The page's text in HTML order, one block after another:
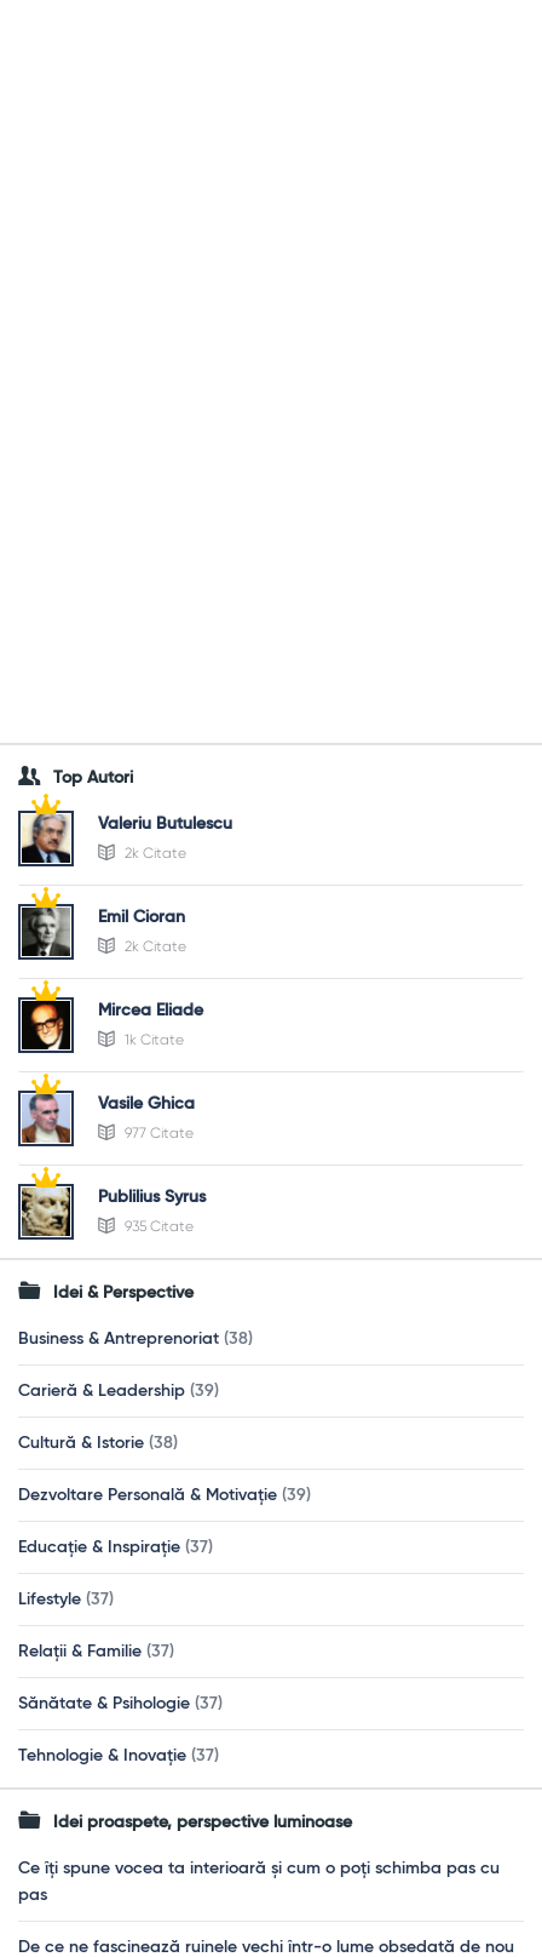
Top Autori
Valeriu Butulescu
2k Citate
Emil Cioran
2k Citate
Mircea Eliade
1k Citate
Vasile Ghica
977 Citate
Publilius Syrus
935 Citate
Idei & Perspective
Business & Antreprenoriat (38)
Carieră & Leadership (39)
Cultură & Istorie (38)
Dezvoltare Personală & Motivație (39)
Educație & Inspirație (37)
Lifestyle (37)
Relații & Familie (37)
Sănătate & Psihologie (37)
Tehnologie & Inovație (37)
Idei proaspete, perspective luminoase
Ce îți spune vocea ta interioară și cum o poți schimba pas cu
pas
De ce ne fascinează ruinele vechi într-o lume obsedată de nou